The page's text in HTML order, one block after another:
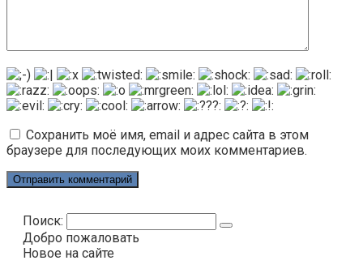
Сохранить моё имя, email и адрес сайта в этом
браузере для последующих моих комментариев.
Поиск:
Добро пожаловать
Новое на сайте